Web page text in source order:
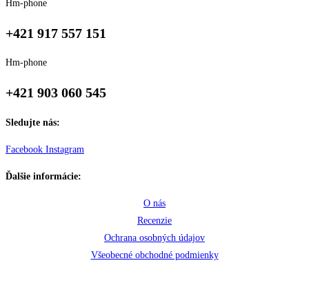
Hm-phone
+421 917 557 151
Hm-phone
+421 903 060 545
Sledujte nás:
Facebook Instagram
Ďalšie informácie:
O nás
Recenzie
Ochrana osobných údajov
Všeobecné obchodné podmienky